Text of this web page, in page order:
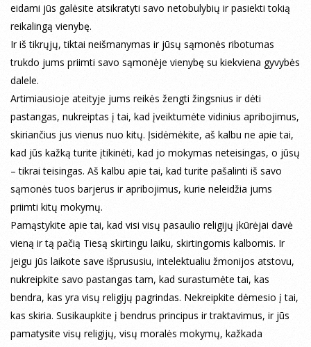
eidami jūs galėsite atsikratyti savo netobulybių ir pasiekti tokią
reikalingą vienybę.
Ir iš tikrųjų, tiktai neišmanymas ir jūsų sąmonės ribotumas
trukdo jums priimti savo sąmonėje vienybę su kiekviena gyvybės
dalele.
Artimiausioje ateityje jums reikės žengti žingsnius ir dėti
pastangas, nukreiptas į tai, kad įveiktumėte vidinius apribojimus,
skiriančius jus vienus nuo kitų. Įsidėmėkite, aš kalbu ne apie tai,
kad jūs kažką turite įtikinėti, kad jo mokymas neteisingas, o jūsų
– tikrai teisingas. Aš kalbu apie tai, kad turite pašalinti iš savo
sąmonės tuos barjerus ir apribojimus, kurie neleidžia jums
priimti kitų mokymų.
Pamąstykite apie tai, kad visi visų pasaulio religijų įkūrėjai davė
vieną ir tą pačią Tiesą skirtingu laiku, skirtingomis kalbomis. Ir
jeigu jūs laikote save išprususiu, intelektualiu žmonijos atstovu,
nukreipkite savo pastangas tam, kad surastumėte tai, kas
bendra, kas yra visų religijų pagrindas. Nekreipkite dėmesio į tai,
kas skiria. Susikaupkite į bendrus principus ir traktavimus, ir jūs
pamatysite visų religijų, visų moralės mokymų, kažkada